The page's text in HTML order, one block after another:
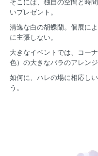
そこには、独自の空間と時
いプレゼント。
清逸な白の胡蝶蘭。個展に
に主張しない。
大きなイベントでは、コー
色）の大きなバラのアレンジ
如何に、ハレの場に相応し
う。